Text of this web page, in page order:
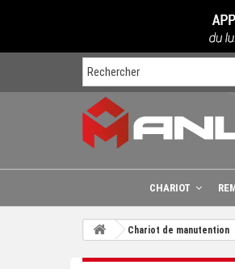
CHARIOT
Chariot de manutention